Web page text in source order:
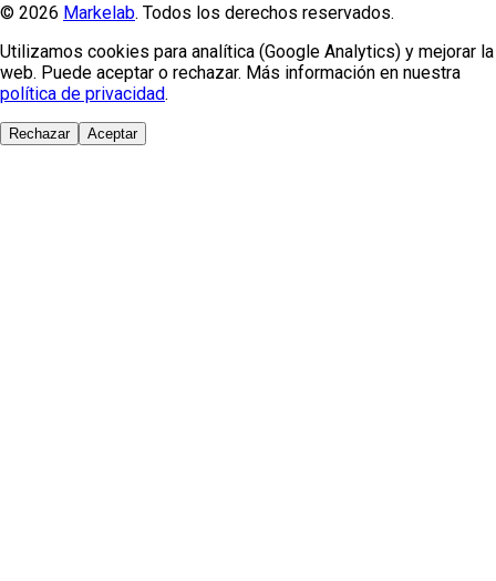
© 2026 Markelab. Todos los derechos reservados.
Utilizamos cookies para analítica (Google Analytics) y mejorar la
web. Puede aceptar o rechazar. Más información en nuestra
política de privacidad.
Rechazar Aceptar